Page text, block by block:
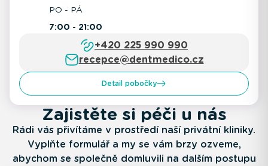
PO - PÁ
7:00 - 21:00
+420 225 990 990
recepce@dentmedico.cz
Detail pobočky
Zajistěte si péči u nás
Rádi vás přivítáme v prostředí naší privátní kliniky.
Vyplňte formulář a my se vám brzy ozveme,
abychom se společně domluvili na dalším postupu